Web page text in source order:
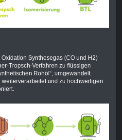
Synthesegas (CO und H2)
Tropsch-Verfahren zu flüssigen
Rohöl“, umgewandelt.
und zu hochwertigen